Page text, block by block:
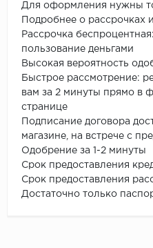
Для оформления нужны
Подробнее о рассрочках
Рассрочка
пользование деньгами
Высокая вероятность
Быстрое рассмотрение:
вам за 2 минуты прямо в
странице
Подписание договора
магазине, на встрече с
Одобрение за 1-2 минуты
Срок предоставления
Срок предоставления
Достаточно только